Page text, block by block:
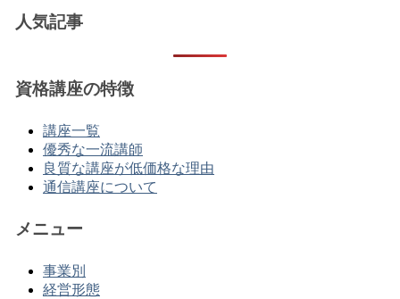
人気記事
資格講座の特徴
講座一覧
優秀な一流講師
良質な講座が低価格な理由
通信講座について
メニュー
事業別
経営形態